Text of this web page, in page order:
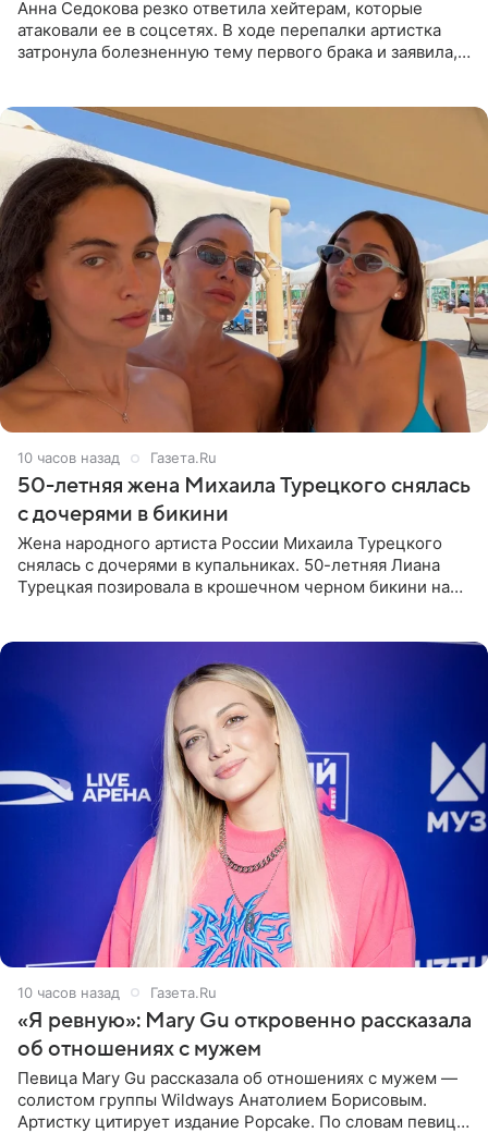
Анна Седокова резко ответила хейтерам, которые
атаковали ее в соцсетях. В ходе перепалки артистка
затронула болезненную тему первого брака и заявила,
10 часов назад Газета.Ru
50-летняя жена Михаила Турецкого снялась
с дочерями в бикини
Жена народного артиста России Михаила Турецкого
снялась с дочерями в купальниках. 50-летняя Лиана
Турецкая позировала в крошечном черном бикини на
10 часов назад Газета.Ru
«Я ревную»: Mary Gu откровенно рассказала
об отношениях с мужем
Певица Mary Gu рассказала об отношениях с мужем —
солистом группы Wildways Анатолием Борисовым.
Артистку цитирует издание Popcake. По словам певицы,